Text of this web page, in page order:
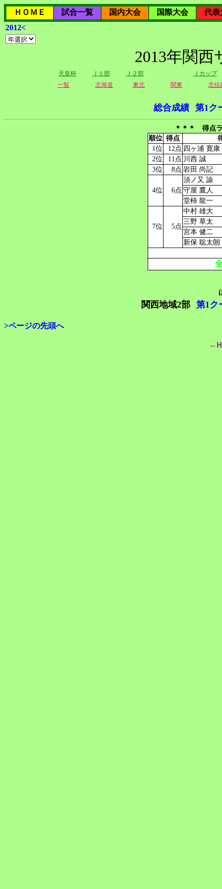
ＨＯＭＥ 試合一覧 国内大会 国際大会
代表
2012<
2013年関
天皇杯 Ｊ１部 Ｊ２部
Ｊカップ
一覧
北海道 東北 関東 北信
総合成績 第1ク
＊＊＊ 得点
順位 得点
1位
12点 四ヶ浦 寛康
2位
11点 川西 誠
3位
8点 岩田 尚記
4位 6点
須ノ又 諭
守屋 鷹人
堂柿 龍一
7位 5点
中村 雄大
三野 草太
宮本 健二
新保 聡太朗
関西地域2部 第1ク
>ページの先頭へ
--